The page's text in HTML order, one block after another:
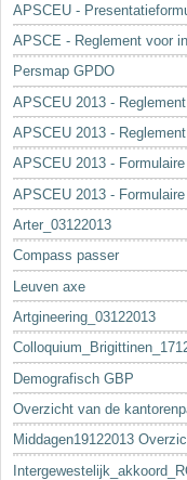
APSCEU -
APSCE - Reglement voor
Persmap GPDO
APSCEU 2013 -
APSCEU 2013 -
APSCEU 2013 -
APSCEU 2013 -
Arter_03122013
Compass passer
Leuven axe
Artgineering_03122013
Demografisch GBP
Overzicht van de
Middagen19122013